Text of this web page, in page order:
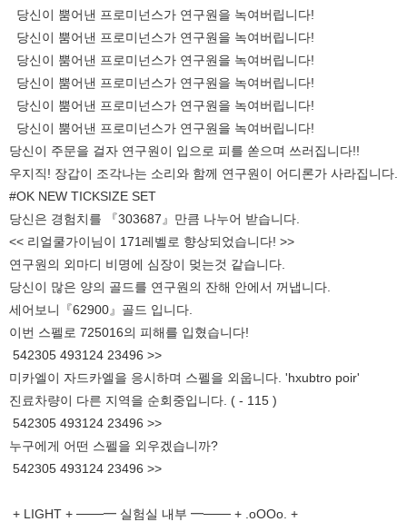
당신이 뿜어낸 프로미넌스가 연구원을 녹여버립니다!
당신이 뿜어낸 프로미넌스가 연구원을 녹여버립니다!
당신이 뿜어낸 프로미넌스가 연구원을 녹여버립니다!
당신이 뿜어낸 프로미넌스가 연구원을 녹여버립니다!
당신이 뿜어낸 프로미넌스가 연구원을 녹여버립니다!
당신이 뿜어낸 프로미넌스가 연구원을 녹여버립니다!
당신이 주문을 걸자 연구원이 입으로 피를 쏟으며 쓰러집니다!!
우지직! 장갑이 조각나는 소리와 함께 연구원이 어디론가 사라집니다.
#OK NEW TICKSIZE SET
당신은 경험치를 『303687』만큼 나누어 받습니다.
<< 리얼쿨가이님이 171레벨로 향상되었습니다! >>
연구원의 외마디 비명에 심장이 멎는것 같습니다.
당신이 많은 양의 골드를 연구원의 잔해 안에서 꺼냅니다.
세어보니『62900』골드 입니다.
이번 스펠로 725016의 피해를 입혔습니다!
542305 493124 23496 >>
미카엘이 자드카엘을 응시하며 스펠을 외웁니다. 'hxubtro poir'
진료차량이 다른 지역을 순회중입니다. ( - 115 )
542305 493124 23496 >>
누구에게 어떤 스펠을 외우겠습니까?
542305 493124 23496 >>
+ LIGHT + ───━ 실험실 내부 ━─── + .oOOo. +